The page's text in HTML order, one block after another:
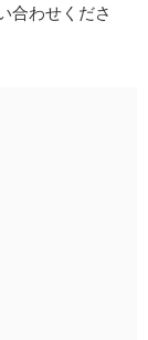
合わせくださ